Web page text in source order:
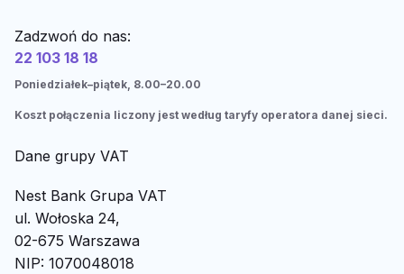
Zadzwoń do nas:
22 103 18 18
Poniedziałek–piątek, 8.00–20.00
Koszt połączenia liczony jest według taryfy operatora danej sieci.
Dane grupy VAT
Nest Bank Grupa VAT
ul. Wołoska 24,
02-675 Warszawa
NIP: 1070048018